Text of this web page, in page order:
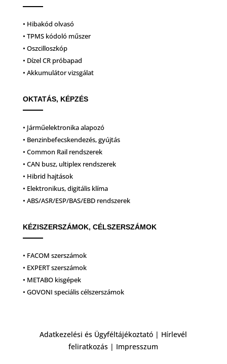
• Hibakód olvasó
• TPMS kódoló műszer
• Oszcilloszkóp
• Dízel CR próbapad
• Akkumulátor vizsgálat
OKTATÁS, KÉPZÉS
• Járműelektronika alapozó
• Benzinbefecskendezés, gyújtás
• Common Rail rendszerek
• CAN busz, ultiplex rendszerek
• Hibrid hajtások
• Elektronikus, digitális klíma
• ABS/ASR/ESP/BAS/EBD rendszerek
KÉZISZERSZÁMOK, CÉLSZERSZÁMOK
• FACOM szerszámok
• EXPERT szerszámok
• METABO kisgépek
• GOVONI speciális célszerszámok
Adatkezelési és Ügyféltájékoztató | Hírlevél
feliratkozás | Impresszum